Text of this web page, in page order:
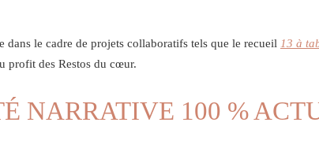
le cadre de projets collaboratifs tels que le recueil 13 à
profit des Restos du cœur.
NARRATIVE 100 %